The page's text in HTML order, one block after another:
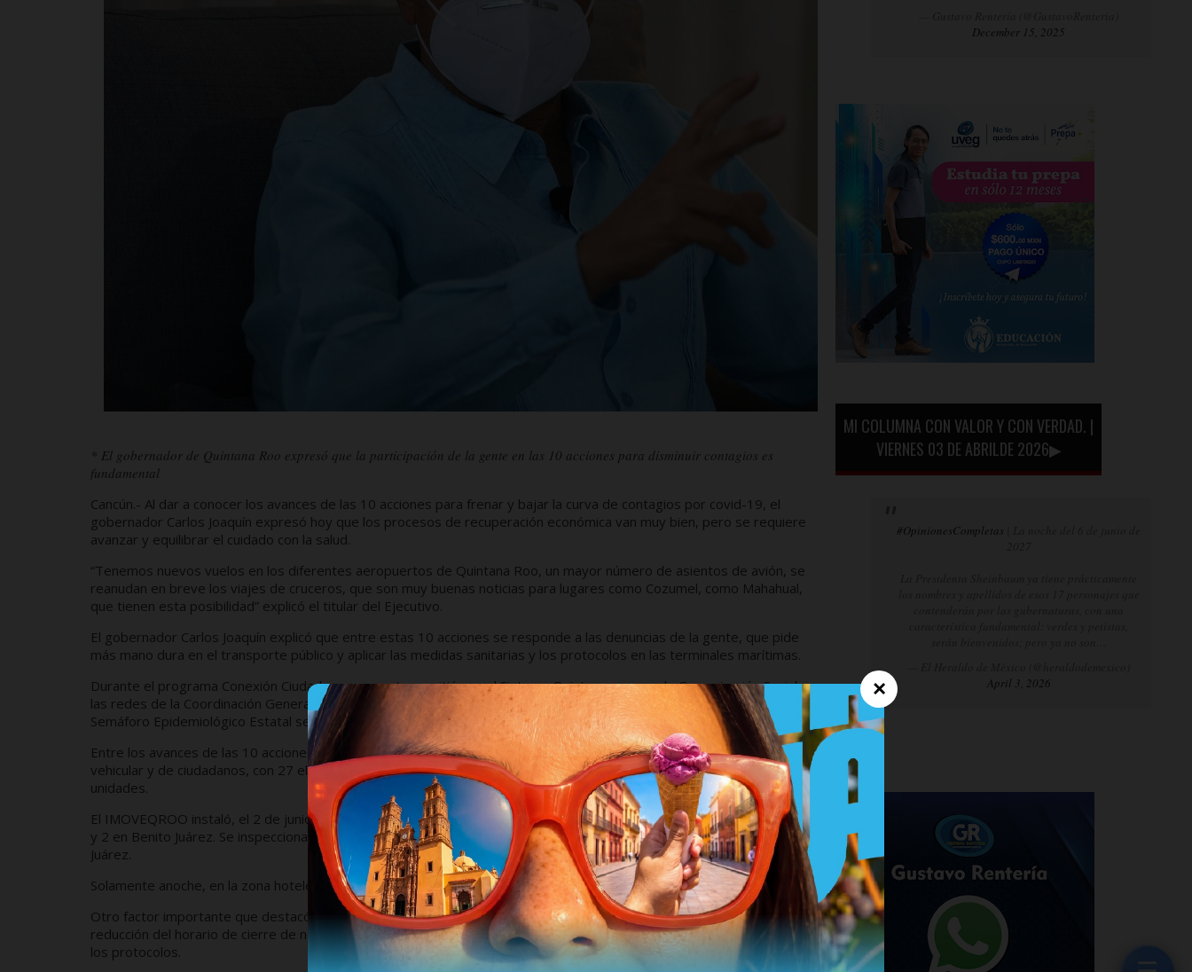
* El gobernador de Quintana Roo expresó que la participación de la gente en las 10 acciones para disminuir contagios es
fundamental
Cancún.- Al dar a conocer los avances de las 10 acciones para frenar y bajar la curva de contagios por covid-19, el
gobernador Carlos Joaquín expresó hoy que los procesos de recuperación económica van muy bien, pero se requiere
avanzar y equilibrar el cuidado con la salud.
“Tenemos nuevos vuelos en los diferentes aeropuertos de Quintana Roo, un mayor número de asientos de avión, se
reanudan en breve los viajes de cruceros, que son muy buenas noticias para lugares como Cozumel, como Mahahual,
que tienen esta posibilidad” explicó el titular del Ejecutivo.
El gobernador Carlos Joaquín explicó que entre estas 10 acciones se responde a las denuncias de la gente, que pide
más mano dura en el transporte público y aplicar las medidas sanitarias y los protocolos en las terminales marítimas.
Durante el programa Conexión Ciudadana, que se transmitió por el Sistema Quintanarroense de Comunicación Social y
las redes de la Coordinación General de Comunicación, el titular del Ejecutivo dijo que para no llegar al color rojo en el
Semáforo Epidemiológico Estatal se requiere la participación de la gente.
Entre los avances de las 10 acciones se encuentran el cierre de calles y avenidas en Cancún y Tulum de alta afluencia
vehicular y de ciudadanos, con 27 elementos de la Policía Quintana Roo, tanto del orden municipal y estatal, y 10
unidades.
El IMOVEQROO instaló, el 2 de junio, 11 filtros nocturnos, de los cuales 6 filtros estuvieron en Tulum, 3 en Solidaridad
y 2 en Benito Juárez. Se inspeccionaron 81 vehículos, de los cuales 14 fueron en Tulum, 39 en Solidaridad, 28 en Benito
Juárez.
Solamente anoche, en la zona hotelera de Cancún, se detectó a 11 autobuses con sobrecupo.
Otro factor importante que destacó Carlos Joaquín para avanzar más rápido en la reducción de contagios está la
reducción del horario de cierre de negocios a las 11 de la noche y el respeto de los aforos permitidos y la aplicación de
los protocolos.
×
December 15, 2025
MI COLUMNA CON VALOR Y CON VERDAD. |
VIERNES 03 DE ABRILDE 2026▶
#OpinionesCompletas
April 3, 2026